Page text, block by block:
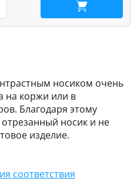
В корзину
носиком очень
на коржи или в
Благодаря этому
носик и не
изделие.
соответствия